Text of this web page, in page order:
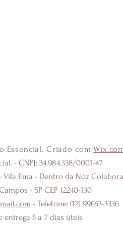
Essencial. Criado com
- CNPJ: 34.984.338/0001-47
Vila Ema - Dentro da Nóz
- SP CEP 12240-130
- Telefone: (12) 99653-3336
entrega 5 a 7 dias úteis